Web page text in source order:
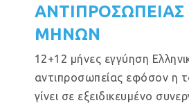
ΑΝΤΙΠΡΟΣΩΠΕΙΑΣ
ΜΗΝΩΝ
12+12 μήνες εγγύηση
αντιπροσωπείας εφόσον η
γίνει σε εξειδικευμένο